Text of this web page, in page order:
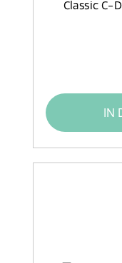
Classic C-
IN